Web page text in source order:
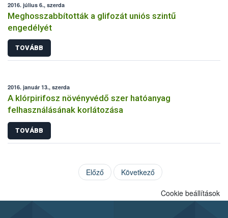
2016. július 6., szerda
Meghosszabbították a glifozát uniós szintű
engedélyét
TOVÁBB
2016. január 13., szerda
A klórpirifosz növényvédő szer hatóanyag
felhasználásának korlátozása
TOVÁBB
Előző Következő
Cookie beállítások